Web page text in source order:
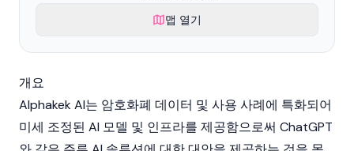
맵 열기
개요
Alphakek AI는 암호화폐 데이터 및 사용 사례에 특화되어
미세 조정된 AI 모델 및 인프라를 제공함으로써 ChatGPT